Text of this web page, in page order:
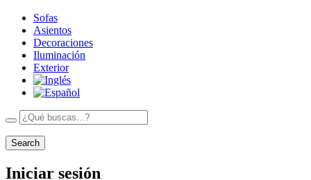
Sofas
Asientos
Decoraciones
Iluminación
Exterior
Search
Iniciar sesión